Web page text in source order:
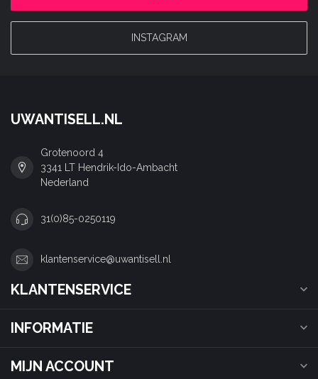
INSTAGRAM
UWANTISELL.NL
Grotenoord 4
3341 LT Hendrik-Ido-Ambacht
Nederland
31(0)85-0250119
klantenservice@uwantisell.nl
KLANTENSERVICE
INFORMATIE
MIJN ACCOUNT